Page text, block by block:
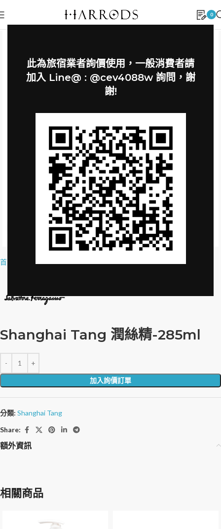
此為旅宿業者詢價使用，一般消費者請
加入 Line@ : @cev4088w 詢問，謝
謝!
0
Click to enlarge
首頁
Shanghai Tang 潤絲精-285ml
加入詢價訂單
分類: Shanghai Tang
Share:
額外資訊
相關商品